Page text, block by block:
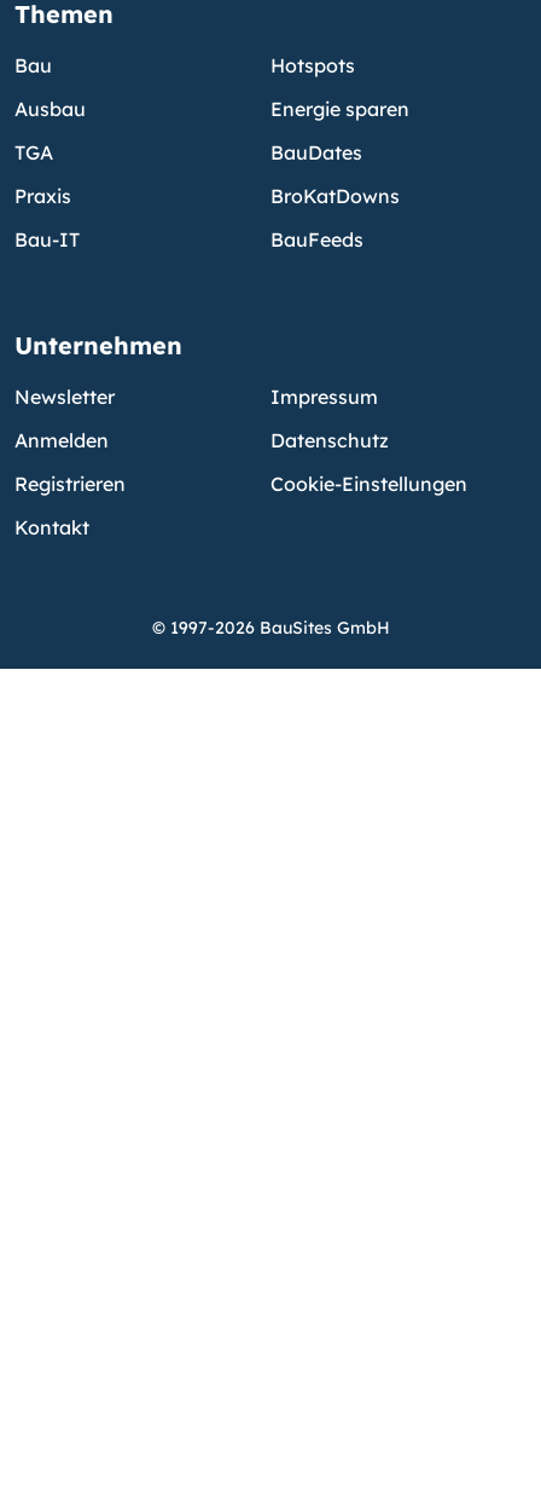
Themen
Bau
Ausbau
TGA
Praxis
Bau-IT
Hotspots
Energie sparen
BauDates
BroKatDowns
BauFeeds
Unternehmen
Newsletter
Anmelden
Registrieren
Kontakt
Impressum
Datenschutz
Cookie-Einstellungen
© 1997-2026 BauSites GmbH